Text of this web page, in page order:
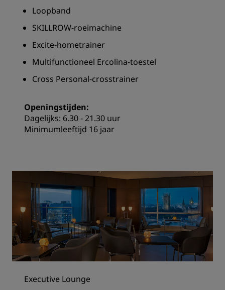
Loopband
SKILLROW-roeimachine
Excite-hometrainer
Multifunctioneel Ercolina-toestel
Cross Personal-crosstrainer
Openingstijden:
Dagelijks: 6.30 - 21.30 uur
Minimumleeftijd 16 jaar
Executive Lounge